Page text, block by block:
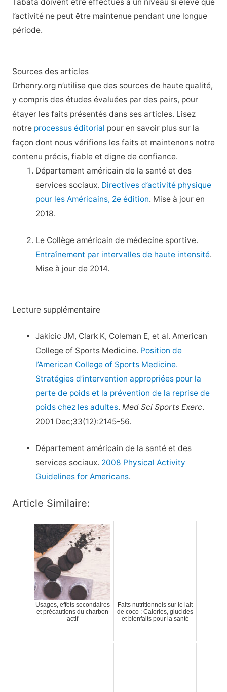
l’activité ne peut être maintenue pendant une longue
période.
Sources des articles
Drhenry.org n’utilise que des sources de haute qualité,
y compris des études évaluées par des pairs, pour
étayer les faits présentés dans ses articles. Lisez
notre processus éditorial pour en savoir plus sur la
façon dont nous vérifions les faits et maintenons notre
contenu précis, fiable et digne de confiance.
Département américain de la santé et des
services sociaux. Directives d’activité physique
pour les Américains, 2e édition. Mise à jour en
2018.
Le Collège américain de médecine sportive.
Entraînement par intervalles de haute intensité.
Mise à jour de 2014.
Lecture supplémentaire
Jakicic JM, Clark K, Coleman E, et al. American
College of Sports Medicine. Position de
l’American College of Sports Medicine.
Stratégies d’intervention appropriées pour la
perte de poids et la prévention de la reprise de
poids chez les adultes.Med Sci Sports Exerc.
2001 Dec;33(12):2145-56.
Département américain de la santé et des
services sociaux. 2008 Physical Activity
Guidelines for Americans.
Article Similaire:
Usages, effets secondaires
et précautions du charbon
actif
Faits nutritionnels sur le lait
de coco : Calories, glucides
et bienfaits pour la santé